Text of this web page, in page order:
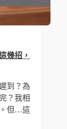
幾招，
到？為
？我相
。但…這